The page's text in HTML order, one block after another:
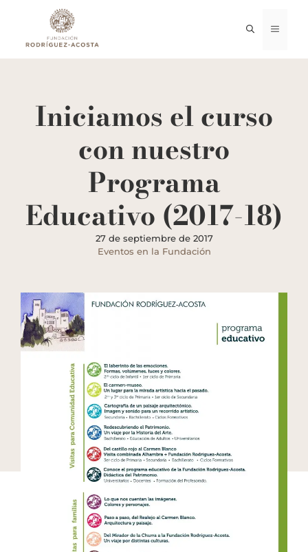
contenido
MENÚ
Iniciamos el curso
con nuestro
Programa
Educativo (2017-18)
27 de septiembre de 2017
Eventos en la Fundación